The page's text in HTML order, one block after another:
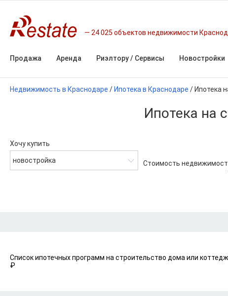
24 025 объектов недвижимости
Продажа Аренда Риэлтору / Сервисы Новостройки
Недвижимость в Краснодаре / Ипотека в Краснодаре / Ипотека
Ипотека на
Хочу купить
новостройка Стоимость
Список ипотечных программ на строительство дома или
₽